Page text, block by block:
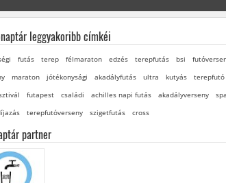
leggyakoribb címkéi
futás terep félmaraton edzés terepfutás bsi
maraton jótékonysági akadályfutás ultra kutyás terepfutó
futapest családi achilles napi futás akadályverseny
terepfutóverseny szigetfutás cross
partner